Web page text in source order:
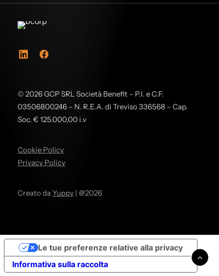
© 2026 GCP SRL Società Benefit – P.I. e C.F.
03506800246 – N. R.E.A. di Treviso 336568 – Cap.
Soc. € 125.000,00 i.v
Cookie Policy
Privacy Policy
Creato da Yuppy | @2026
Informativa sulla raccolta
Le tue preferenze relative alla privacy